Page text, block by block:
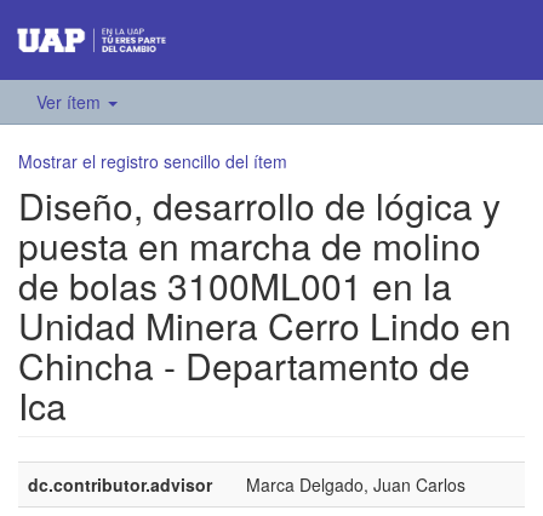
Ver ítem
Mostrar el registro sencillo del ítem
Diseño, desarrollo de lógica y
puesta en marcha de molino
de bolas 3100ML001 en la
Unidad Minera Cerro Lindo en
Chincha - Departamento de
Ica
dc.contributor.advisor
Marca Delgado, Juan Carlos